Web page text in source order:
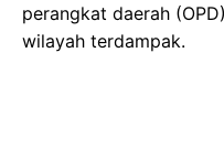
perangkat daerah
wilayah terdampak.